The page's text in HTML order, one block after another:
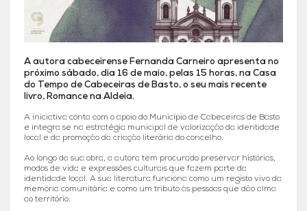
A autora cabeceirense Fernanda Carneiro apresenta no
próximo sábado, dia 16 de maio, pelas 15 horas, na Casa
do Tempo de Cabeceiras de Basto, o seu mais recente
livro, Romance na Aldeia.
A iniciativa conta com o apoio do Município de Cabeceiras de Basto
e integra se na estratégia municipal de valorização da identidade
local e da promoção da criação literária do concelho.
Ao longo da sua obra, a autora tem procurado preservar histórias,
modos de vida e expressões culturais que fazem parte da
identidade local. A sua literatura funciona como um registo vivo da
memória comunitária e como um tributo às pessoas que dão alma
ao território.